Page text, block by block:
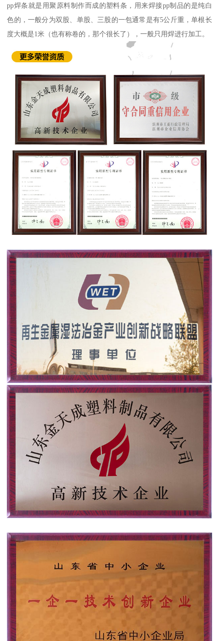
pp焊条就是用聚原料制作而成的塑料条，用来焊接pp制品的是纯白
色的，一般分为双股、单股、三股的一包通常是有5公斤重，单根长
度大概是1米（也有称卷的，那个很长了），一般只用焊进行加工。